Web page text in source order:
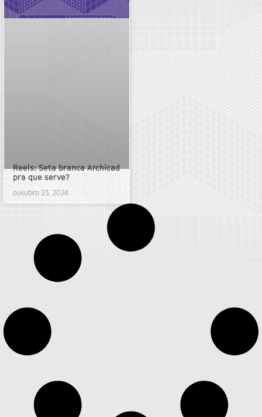
Reels: Seta branca Archicad
pra que serve?
outubro 23, 2024